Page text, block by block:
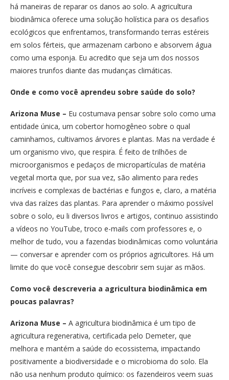
há maneiras de reparar os danos ao solo. A agricultura
biodinâmica oferece uma solução holística para os desafios
ecológicos que enfrentamos, transformando terras estéreis
em solos férteis, que armazenam carbono e absorvem água
como uma esponja. Eu acredito que seja um dos nossos
maiores trunfos diante das mudanças climáticas.
Onde e como você aprendeu sobre saúde do solo?
Arizona Muse – Eu costumava pensar sobre solo como uma
entidade única, um cobertor homogêneo sobre o qual
caminhamos, cultivamos árvores e plantas. Mas na verdade é
um organismo vivo, que respira. É feito de trilhões de
microorganismos e pedaços de micropartículas de matéria
vegetal morta que, por sua vez, são alimento para redes
incríveis e complexas de bactérias e fungos e, claro, a matéria
viva das raízes das plantas. Para aprender o máximo possível
sobre o solo, eu li diversos livros e artigos, continuo assistindo
a vídeos no YouTube, troco e-mails com professores e, o
melhor de tudo, vou a fazendas biodinâmicas como voluntária
— conversar e aprender com os próprios agricultores. Há um
limite do que você consegue descobrir sem sujar as mãos.
Como você descreveria a agricultura biodinâmica em
poucas palavras?
Arizona Muse – A agricultura biodinâmica é um tipo de
agricultura regenerativa, certificada pelo Demeter, que
melhora e mantém a saúde do ecossistema, impactando
positivamente a biodiversidade e o microbioma do solo. Ela
não usa nenhum produto químico: os fazendeiros veem suas